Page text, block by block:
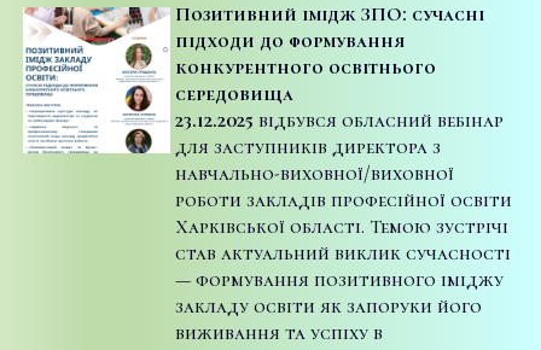
Позитивний імідж ЗПО: сучасні
підходи до формування
конкурентного освітнього
середовища
23.12.2025 відбувся обласний вебінар
для заступників директора з
навчально-виховної/виховної
роботи закладів професійної освіти
Харківської області. Темою зустрічі
став актуальний виклик сучасності
— формування позитивного іміджу
закладу освіти як запоруки його
виживання та успіху в